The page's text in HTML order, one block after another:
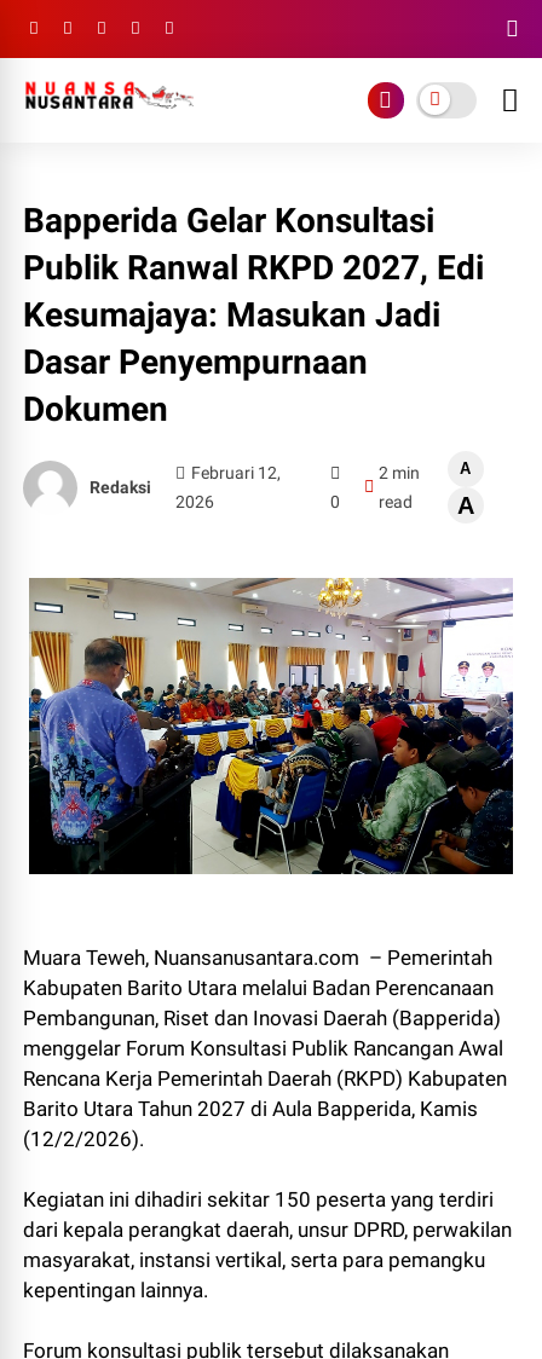
Bapperida Gelar Konsultasi
Publik Ranwal RKPD 2027, Edi
Kesumajaya: Masukan Jadi
Dasar Penyempurnaan
Dokumen
Redaksi
Februari 12,
2026
0
2 min
read
A
A
Muara Teweh, Nuansanusantara.com – Pemerintah
Kabupaten Barito Utara melalui Badan Perencanaan
Pembangunan, Riset dan Inovasi Daerah (Bapperida)
menggelar Forum Konsultasi Publik Rancangan Awal
Rencana Kerja Pemerintah Daerah (RKPD) Kabupaten
Barito Utara Tahun 2027 di Aula Bapperida, Kamis
(12/2/2026).
Kegiatan ini dihadiri sekitar 150 peserta yang terdiri
dari kepala perangkat daerah, unsur DPRD, perwakilan
masyarakat, instansi vertikal, serta para pemangku
kepentingan lainnya.
Forum konsultasi publik tersebut dilaksanakan